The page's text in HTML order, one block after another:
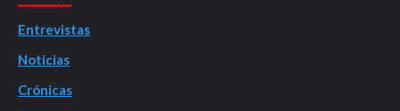
Entrevistas
Noticias
Crónicas